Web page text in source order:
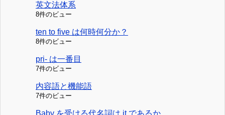
英文法体系
8件のビュー
ten to five は何時何分か？
8件のビュー
pri- は一番目
7件のビュー
内容語と機能語
7件のビュー